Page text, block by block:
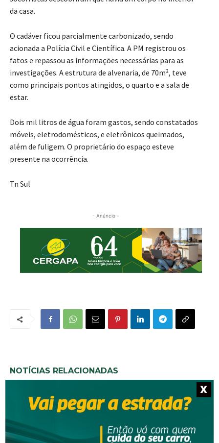
da casa.
O cadáver ficou parcialmente carbonizado, sendo
acionada a Polícia Civil e Científica. A PM registrou os
fatos e repassou as informações necessárias para as
investigações. A estrutura de alvenaria, de 70m², teve
como principais pontos atingidos, o quarto e a sala de
estar.
Dois mil litros de água foram gastos, sendo constatados
móveis, eletrodomésticos, e eletrônicos queimados,
além de fuligem. O proprietário do espaço esteve
presente na ocorrência.
Tn Sul
- Anúncio -
NOTÍCIAS RELACIONADAS
X